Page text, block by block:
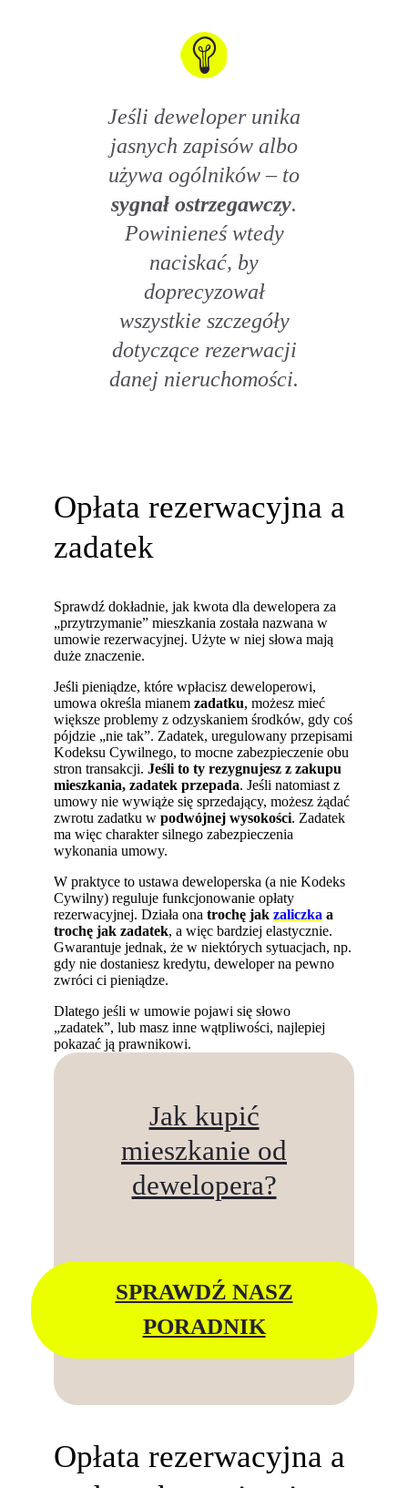
Jeśli deweloper unika
jasnych zapisów albo
używa ogólników – to
sygnał ostrzegawczy.
Powinieneś wtedy
naciskać, by
doprecyzował
wszystkie szczegóły
dotyczące rezerwacji
danej nieruchomości.
Opłata rezerwacyjna a
zadatek
Sprawdź dokładnie, jak kwota dla dewelopera za
„przytrzymanie” mieszkania została nazwana w
umowie rezerwacyjnej. Użyte w niej słowa mają
duże znaczenie.
Jeśli pieniądze, które wpłacisz deweloperowi,
umowa określa mianemzadatku, możesz mieć
większe problemy z odzyskaniem środków, gdy coś
pójdzie „nie tak”. Zadatek, uregulowany przepisami
Kodeksu Cywilnego, to mocne zabezpieczenie obu
stron transakcji.Jeśli to ty rezygnujesz z zakupu
mieszkania, zadatek przepada. Jeśli natomiast z
umowy nie wywiąże się sprzedający, możesz żądać
zwrotu zadatku wpodwójnej wysokości. Zadatek
ma więc charakter silnego zabezpieczenia
wykonania umowy.
W praktyce to ustawa deweloperska (a nie Kodeks
Cywilny) reguluje funkcjonowanie opłaty
rezerwacyjnej. Działa onatrochę jakzaliczka a
trochę jak zadatek, a więc bardziej elastycznie.
Gwarantuje jednak, że w niektórych sytuacjach, np.
gdy nie dostaniesz kredytu, deweloper na pewno
zwróci ci pieniądze.
Dlatego jeśli w umowie pojawi się słowo
„zadatek”, lub masz inne wątpliwości, najlepiej
pokazać ją prawnikowi.
Jak kupić
mieszkanie od
dewelopera?
SPRAWDŹ NASZ
PORADNIK
Opłata rezerwacyjna a